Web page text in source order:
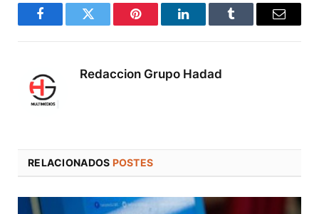
FacebookTwitter Pinterest LinkedInTumblr
Correo
Redaccion Grupo Hadad
RELACIONADOS POSTES